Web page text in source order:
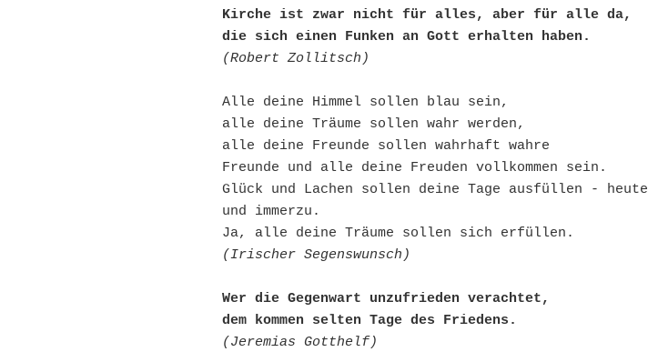
Kirche ist zwar nicht für alles, aber für alle da,
die sich einen Funken an Gott erhalten haben.
(Robert Zollitsch)
Alle deine Himmel sollen blau sein,
alle deine Träume sollen wahr werden,
alle deine Freunde sollen wahrhaft wahre
Freunde und alle deine Freuden vollkommen sein.
Glück und Lachen sollen deine Tage ausfüllen - heute
und immerzu.
(Irischer Segenswunsch)
Wer die Gegenwart unzufrieden verachtet,
dem kommen selten Tage des Friedens.
(Jeremias Gotthelf)